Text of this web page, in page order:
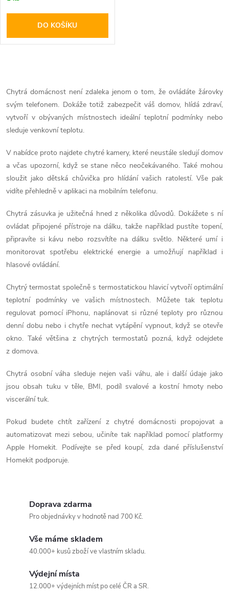
o
d
k
t
ů
o
d
k
t
ů
DO KOŠÍKU
v
l
á
d
a
c
í
p
r
v
k
y
v
p
i
s
u
Chytrá domácnost není zdaleka jenom o tom, že ovládáte žárovky
svým telefonem. Dokáže totiž zabezpečit váš domov, hlídá zdraví,
vytvoří v obývaných místnostech ideální teplotní podmínky nebo
sleduje venkovní teplotu.
V nabídce proto najdete chytré kamery, které neustále sledují domov
a včas upozorní, když se stane něco neočekávaného. Také mohou
sloužit jako dětská chůvička pro hlídání vašich ratolestí. Vše pak
vidíte přehledně v aplikaci na mobilním telefonu.
Chytrá zásuvka je užitečná hned z několika důvodů. Dokážete s ní
ovládat připojené přístroje na dálku, takže například pustíte topení,
připravíte si kávu nebo rozsvítíte na dálku světlo. Některé umí i
monitorovat spotřebu elektrické energie a umožňují například i
hlasové ovládání.
Chytrý termostat společně s termostatickou hlavicí vytvoří optimální
teplotní podmínky ve vašich místnostech. Můžete tak teplotu
regulovat pomocí iPhonu, naplánovat si různé teploty pro různou
denní dobu nebo i chytře nechat vytápění vypnout, když se otevře
okno. Také většina z chytrých termostatů pozná, když odejdete
z domova.
Chytrá osobní váha sleduje nejen vaši váhu, ale i další údaje jako
jsou obsah tuku v těle, BMI, podíl svalové a kostní hmoty nebo
viscerální tuk.
Pokud budete chtít zařízení z chytré domácnosti propojovat a
automatizovat mezi sebou, učiníte tak například pomocí platformy
Apple Homekit. Podívejte se před koupí, zda dané příslušenství
Homekit podporuje.
Doprava zdarma
Pro objednávky v hodnotě nad 700 Kč.
Vše máme skladem
40.000+ kusů zboží ve vlastním skladu.
Výdejní místa
12.000+ výdejních míst po celé ČR a SR.